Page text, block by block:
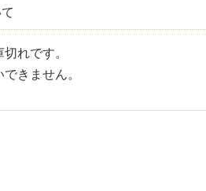
れです。
きません。